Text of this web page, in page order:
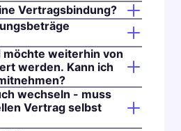
Vertragsbindung?
möchte weiterhin von
werden. Kann ich
wechseln - muss
Vertrag selbst